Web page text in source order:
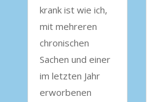
krank ist wie ich,
mit mehreren
chronischen
Sachen und einer
im letzten Jahr
erworbenen